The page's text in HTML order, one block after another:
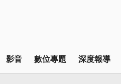
影音 數位專題 深度報導